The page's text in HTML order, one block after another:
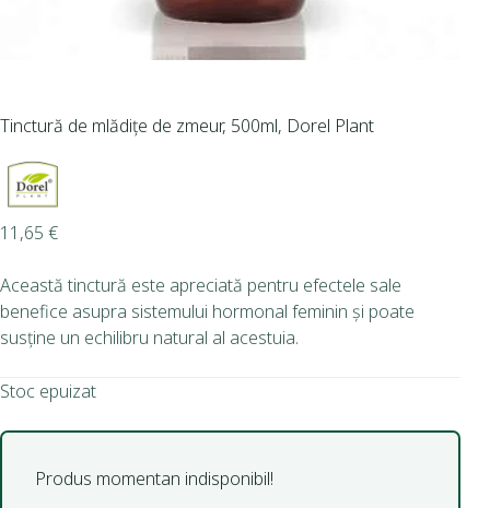
Tinctură de mlădițe de zmeur, 500ml, Dorel Plant
11,65 €
Această tinctură este apreciată pentru efectele sale
benefice asupra sistemului hormonal feminin și poate
susține un echilibru natural al acestuia.
Stoc epuizat
Produs momentan indisponibil!